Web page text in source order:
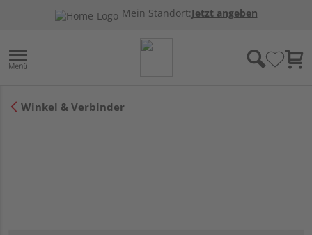
Mein Standort:Jetzt angeben
Winkel & Verbinder